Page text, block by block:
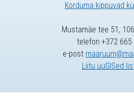
Korduma kippuvad
Mustamäe tee 51,
telefon +372 665
e-post
Liitu uuGISed